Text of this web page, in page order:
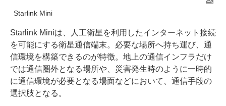
Starlink Mini
Starlink Miniは、人工衛星を利用したインターネット接続
を可能にする衛星通信端末。必要な場所へ持ち運び、通
信環境を構築できるのが特徴。地上の通信インフラだけ
では通信圏外となる場所や、災害発生時のように一時的
に通信環境が必要となる場面などにおいて、通信手段の
選択肢となる。